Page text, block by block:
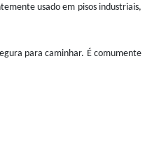
usado em pisos industriais,
para caminhar. É comumente